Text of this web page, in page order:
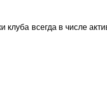
клуба всегда в числе